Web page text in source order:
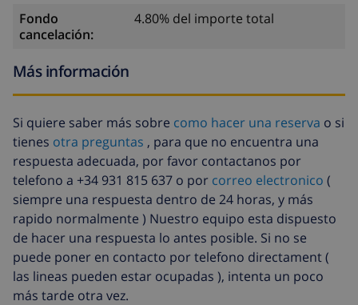
Fondo
cancelación:
4.80% del importe total
Más información
Si quiere saber más sobre como hacer una reserva o si
tienes otra preguntas , para que no encuentra una
respuesta adecuada, por favor contactanos por
telefono a +34 931 815 637 o por correo electronico (
siempre una respuesta dentro de 24 horas, y más
rapido normalmente ) Nuestro equipo esta dispuesto
de hacer una respuesta lo antes posible. Si no se
puede poner en contacto por telefono directament (
las lineas pueden estar ocupadas ), intenta un poco
más tarde otra vez.